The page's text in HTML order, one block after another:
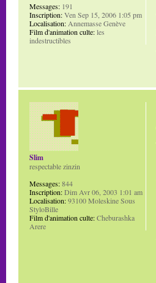
Messages: 191
Inscription:Ven Sep 15, 2006 1:05 pm
Localisation: Annemasse Genève
Film d'animation culte:les
indestructibles
Slim
respectable zinzin
Messages:844
Inscription:Dim Avr 06, 2003 1:01 am
Localisation:93100 Moleskine Sous
StyloBille
Film d'animation culte:Cheburashka
Arere